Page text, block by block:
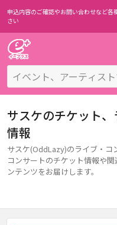
申込内容のご確認やお問い合わせなど各
さい
サスケのチケット
情報
サスケ(OddLazy)のライブ・コ
コンサートのチケット情報や
ンテンツをお届けします。